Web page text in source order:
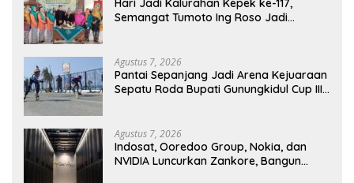
Hari Jadi Kalurahan Kepek ke-117,
Semangat Tumoto Ing Roso Jadi
Agustus 7, 2026
Pantai Sepanjang Jadi Arena Kejuaraan
Sepatu Roda Bupati Gunungkidul Cup III
Agustus 7, 2026
Indosat, Ooredoo Group, Nokia, dan
NVIDIA Luncurkan Zankore, Bangun